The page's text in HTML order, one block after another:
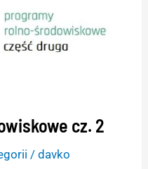
cz. 2
/davko